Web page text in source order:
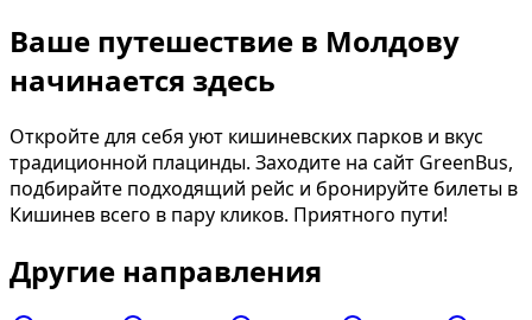
Ваше путешествие в Молдову
начинается здесь
Откройте для себя уют кишиневских парков и вкус
традиционной плацинды. Заходите на сайт GreenBus,
подбирайте подходящий рейс и бронируйте билеты в
Кишинев всего в пару кликов. Приятного пути!
Другие направления